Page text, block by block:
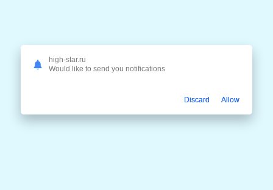
high-star.ru
Would like to send you notifications
Discard Allow